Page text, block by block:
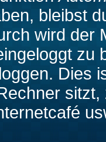
bleibst
wird der
zu
Dies